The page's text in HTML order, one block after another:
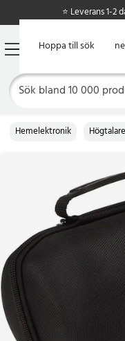
Hoppa till
Hoppa till sök
⭐ Leverans 1-2
Hemelektronik Högtalare